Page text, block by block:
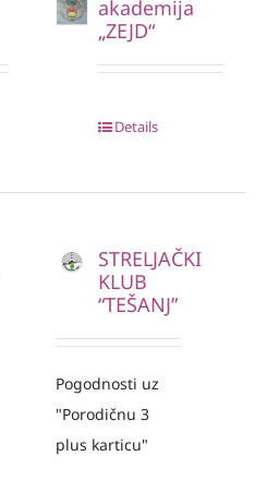
akademija
„ZEJD“
Details
STRELJAČKI
KLUB
“TEŠANJ”
Pogodnosti uz
"Porodičnu 3
plus karticu"